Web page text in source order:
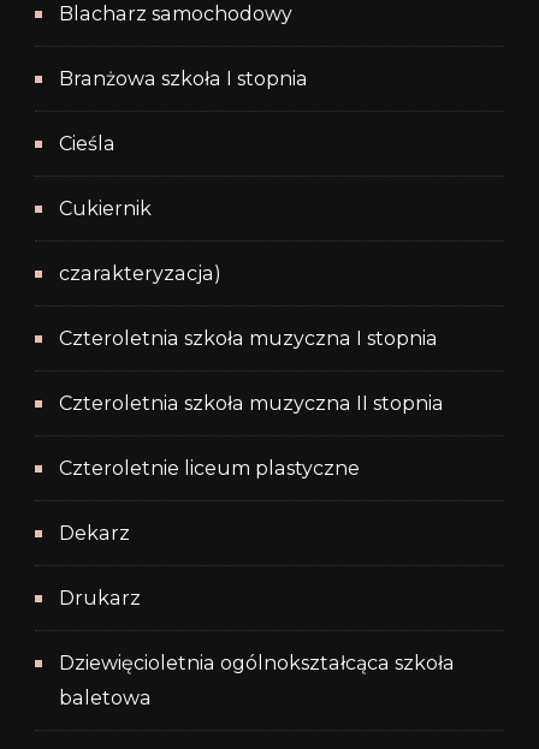
Blacharz samochodowy
Branżowa szkoła I stopnia
Cieśla
Cukiernik
czarakteryzacja)
Czteroletnia szkoła muzyczna I stopnia
Czteroletnia szkoła muzyczna II stopnia
Czteroletnie liceum plastyczne
Dekarz
Drukarz
Dziewięcioletnia ogólnokształcąca szkoła
baletowa